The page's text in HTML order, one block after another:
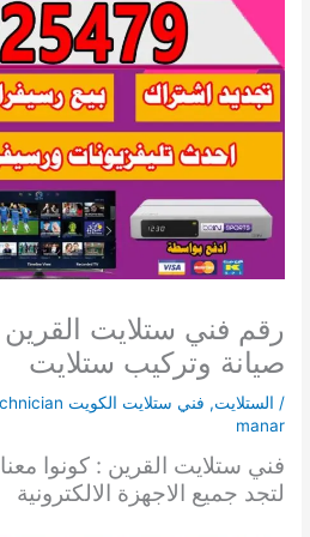
صيانة وتركيب ستلايت
/ الستلايت, فني ستلايت الكويت satellite technician
manar
فني ستلايت القرين : كونوا
لتجد جميع الاجهزة الالكترونية